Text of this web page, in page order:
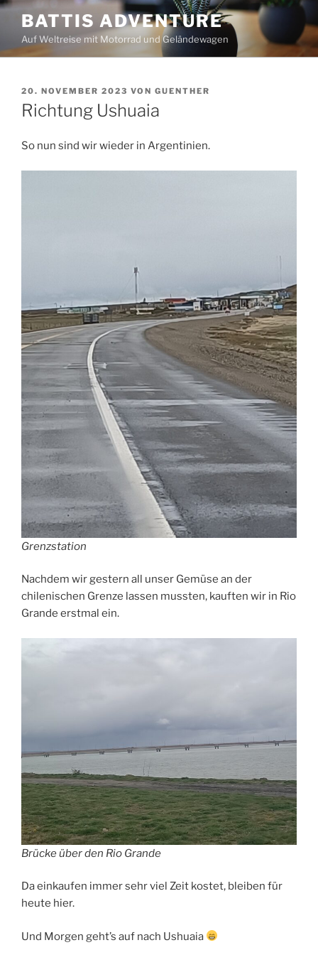
Zum
Inhalt
springen
BATTIS ADVENTURE
Auf Weltreise mit Motorrad und Geländewagen
VERÖFFENTLICHT
AM
20. NOVEMBER 2023 VON GUENTHER
Richtung Ushuaia
So nun sind wir wieder in Argentinien.
Grenzstation
Nachdem wir gestern all unser Gemüse an der
chilenischen Grenze lassen mussten, kauften wir in Rio
Grande erstmal ein.
Brücke über den Rio Grande
Da einkaufen immer sehr viel Zeit kostet, bleiben für
heute hier.
Und Morgen geht’s auf nach Ushuaia